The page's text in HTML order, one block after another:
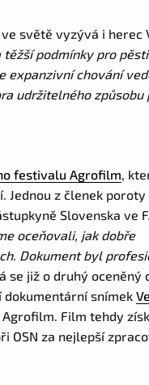
světě vyzývá i herec
těžší podmínky pro
expanzivní chování
udržitelného způsobu
festivalu Agrofilm,
Jednou z členek poroty
Slovenska ve
oceňovali, jak dobře
Dokument byl
se již o druhý oceněný
dokumentární snímek
Film tehdy
OSN za nejlepší